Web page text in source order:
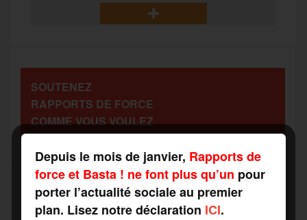
o
k m
a
g
r
SOUTENEZ
RAPPORTS DE FORCE
COMME VOUS VOULEZ
Recevez notre newsletter par mail
Depuis le mois de janvier, Rapports de
force et Basta ! ne font plus qu’un pour
porter l’actualité sociale au premier
plan. Lisez notre déclaration ICI.